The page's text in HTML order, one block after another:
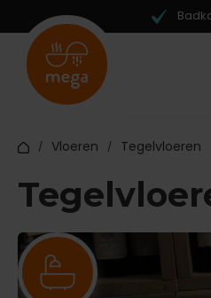
/ Vloeren / Tegelvloeren